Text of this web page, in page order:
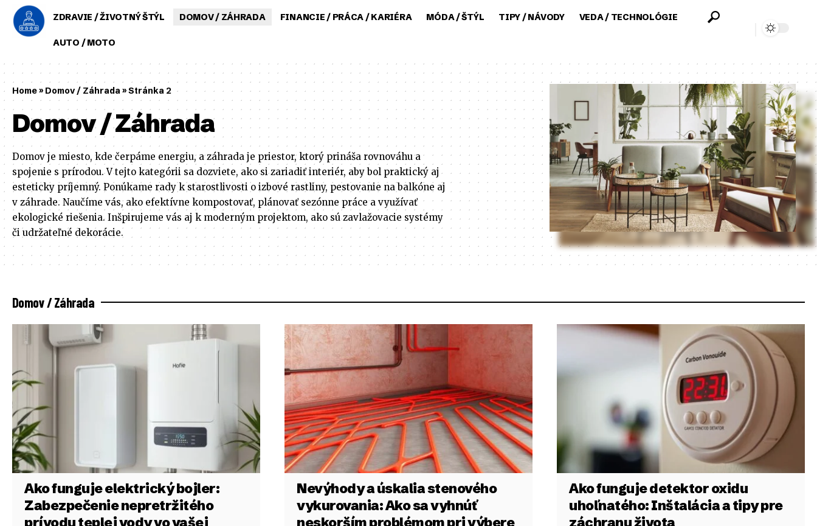
ZDRAVIE / ŽIVOTNÝ ŠTÝL DOMOV / ZÁHRADA FINANCIE / PRÁCA / KARIÉRA MÓDA / ŠTÝL TIPY / NÁVODY VEDA / TECHNOLÓGIE
AUTO / MOTO
Home» Domov / Záhrada »Stránka 2
Domov / Záhrada
Domov je miesto, kde čerpáme energiu, a záhrada je priestor, ktorý prináša rovnováhu a
spojenie s prírodou. V tejto kategórii sa dozviete, ako si zariadiť interiér, aby bol praktický aj
esteticky príjemný. Ponúkame rady k starostlivosti o izbové rastliny, pestovanie na balkóne aj
v záhrade. Naučíme vás, ako efektívne kompostovať, plánovať sezónne práce a využívať
ekologické riešenia. Inšpirujeme vás aj k moderným projektom, ako sú zavlažovacie systémy
či udržateľné dekorácie.
Domov / Záhrada
Ako funguje elektrický bojler:
Zabezpečenie nepretržitého
prívodu teplej vody vo vašej
Nevýhody a úskalia stenového
vykurovania: Ako sa vyhnúť
neskorším problémom pri výbere
Ako funguje detektor oxidu
uhoľnatého: Inštalácia a tipy pre
záchranu života